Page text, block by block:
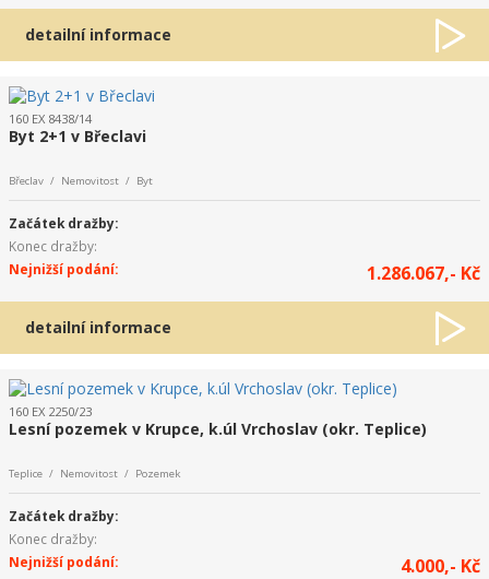
detailní informace
160 EX 8438/14
Byt 2+1 v Břeclavi
Břeclav / Nemovitost / Byt
Začátek dražby:
Konec dražby:
Nejnižší podání:
1.286.067,- Kč
detailní informace
160 EX 2250/23
Lesní pozemek v Krupce, k.úl Vrchoslav (okr. Teplice)
Teplice / Nemovitost / Pozemek
Začátek dražby:
Konec dražby:
Nejnižší podání:
4.000,- Kč